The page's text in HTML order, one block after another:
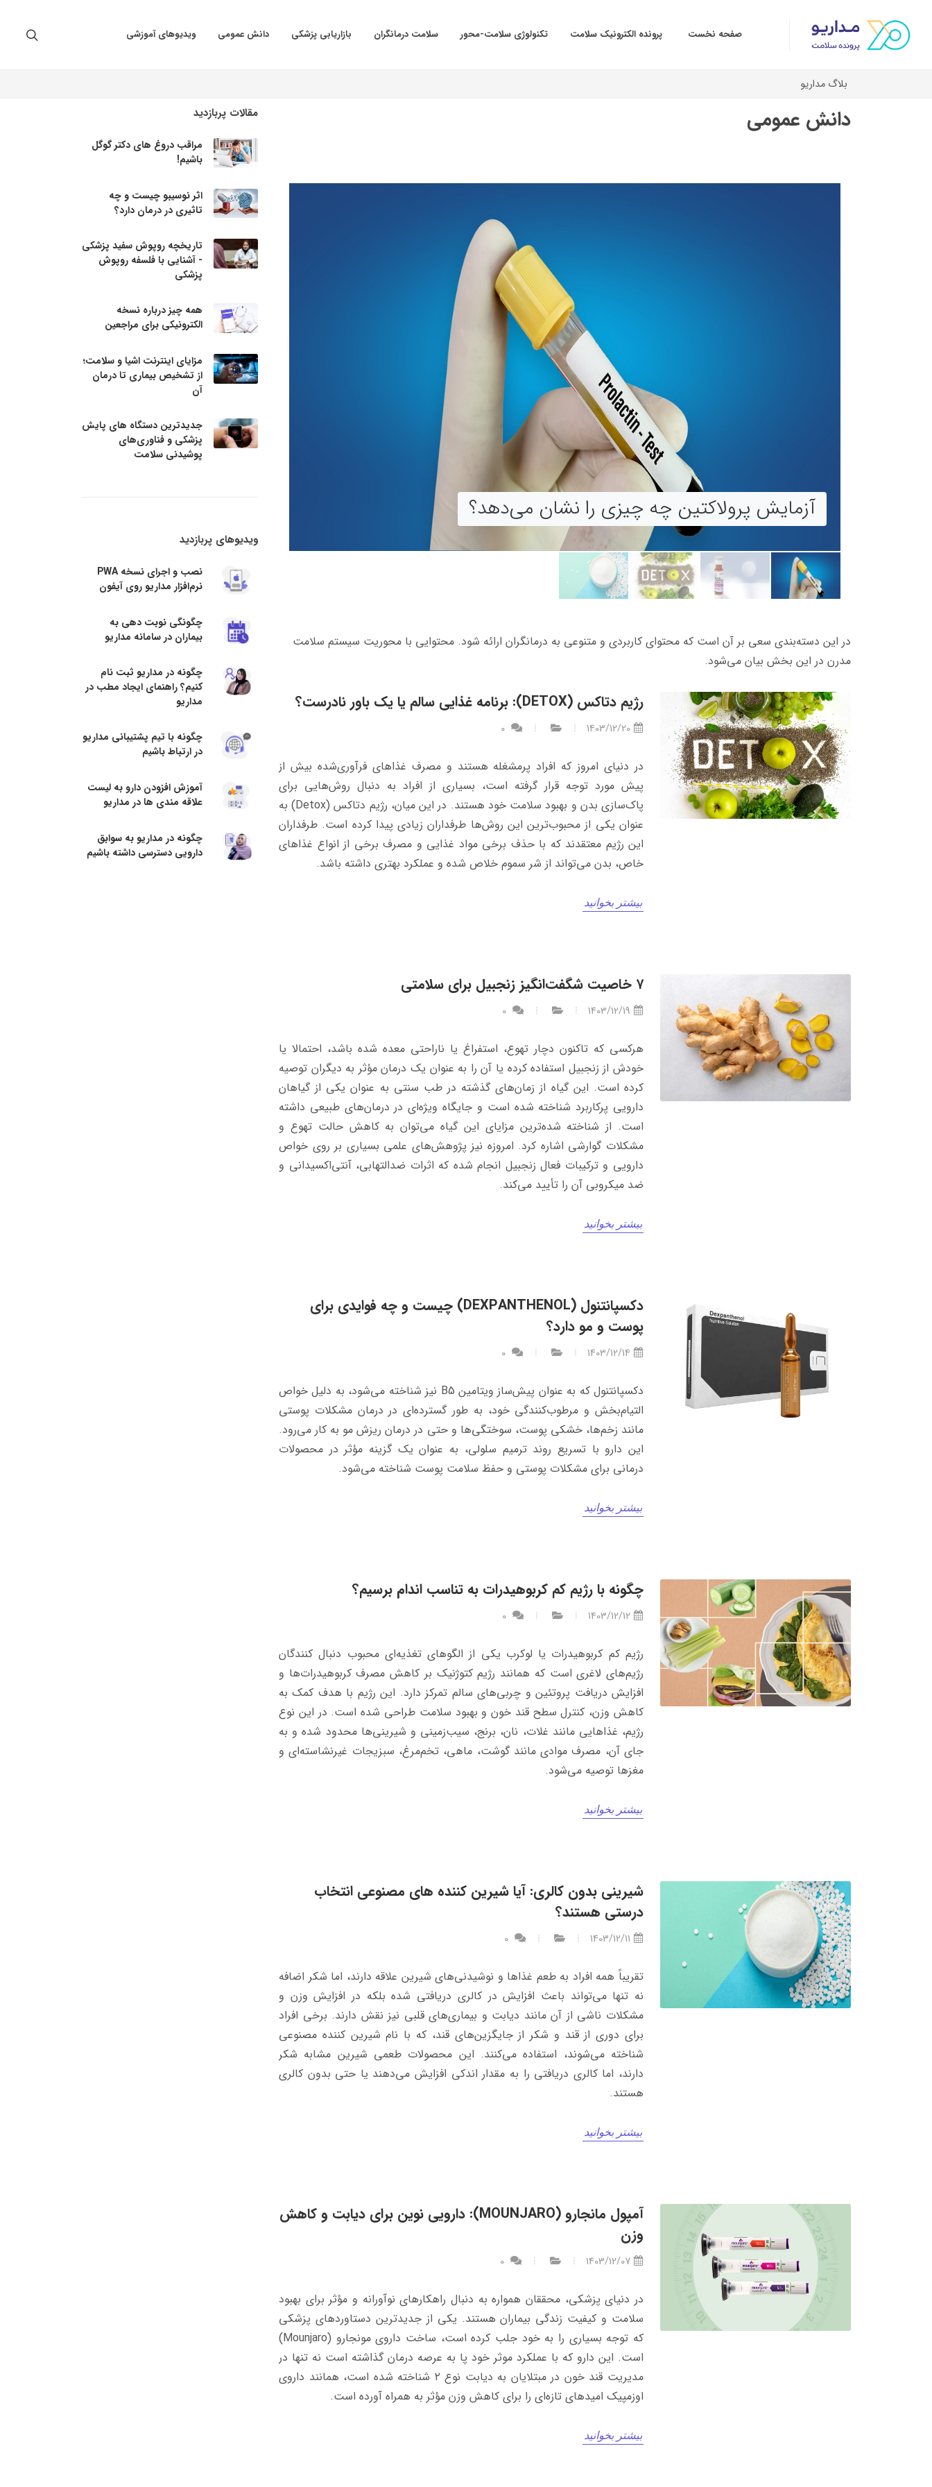
صفحه نخست پرونده الکترونیک سلامت تکنولوژی سلامت-محور سلامت درمانگران بازاریابی پزشکی دانش عمومی ویدیوهای آموزشی
بلاگ مداریو
دانش عمومی
آزمایش پرولاکتین چه چیزی را نشان می‌دهد؟
چه کسانی نباید از قرص یا آمپول کتورولاک استفاده کنند؟
رژیم دتاکس (Detox): برنامه غذایی سالم یا یک باور نادرست؟
شیرینی بدون کالری: آیا شیرین‌ کننده‌ های مصنوعی انتخاب
درستی هستند؟
در این دسته‌بندی سعی بر آن است که محتوای کاربردی و متنوعی به درمانگران ارائه ‌شود. محتوایی با محوریت سیستم‌ سلامت
مدرن در این بخش بیان می‌شود.
رژیم دتاکس (DETOX): برنامه غذایی سالم یا یک باور نادرست؟
1403/12/20
در دنیای امروز که افراد پرمشغله هستند و مصرف غذاهای فرآوری‌شده بیش از
پیش مورد توجه قرار گرفته است، بسیاری از افراد به دنبال روش‌هایی برای
پاک‌سازی بدن و بهبود سلامت خود هستند. در این میان، رژیم دتاکس (Detox) به
عنوان یکی از محبوب‌ترین این روش‌ها طرفداران زیادی پیدا کرده است. طرفداران
این رژیم معتقدند که با حذف برخی مواد غذایی و مصرف برخی از انواع غذاهای
خاص، بدن می‌تواند از شر سموم خلاص شده و عملکرد بهتری داشته باشد.
بیشتر بخوانید
۷ خاصیت شگفت‌انگیز زنجبیل برای سلامتی
1403/12/19
هرکسی که تاکنون دچار تهوع، استفراغ یا ناراحتی معده شده باشد، احتمالا یا
خودش از زنجبیل استفاده کرده یا آن را به عنوان یک درمان مؤثر به دیگران توصیه
کرده است. این گیاه از زمان‌های گذشته در طب سنتی به عنوان یکی از گیاهان
دارویی پرکاربرد شناخته شده است و جایگاه ویژه‌ای در درمان‌های طبیعی داشته
است. از شناخته شده‌ترین مزایای این گیاه می‌توان به کاهش حالت تهوع و
مشکلات گوارشی اشاره کرد. امروزه نیز پژوهش‌های علمی بسیاری بر روی خواص
دارویی و ترکیبات فعال زنجبیل انجام شده که اثرات ضدالتهابی، آنتی‌اکسیدانی و
ضد میکروبی آن را تأیید می‌کند.
بیشتر بخوانید
دکسپانتنول (DEXPANTHENOL) چیست و چه فوایدی برای
پوست و مو دارد؟
1403/12/14
دکسپانتنول که به عنوان پیش‌ساز ویتامین B5 نیز شناخته می‌شود، به دلیل خواص
التیام‌بخش و مرطوب‌کنندگی خود، به طور گسترده‌ای در درمان مشکلات پوستی
مانند زخم‌ها، خشکی پوست، سوختگی‌ها و حتی در درمان ریزش مو به کار می‌رود.
این دارو با تسریع روند ترمیم سلولی، به عنوان یک گزینه مؤثر در محصولات
درمانی برای مشکلات پوستی و حفظ سلامت پوست شناخته می‌شود.
بیشتر بخوانید
چگونه با رژیم کم کربوهیدرات به تناسب اندام برسیم؟
1403/12/12
رژیم کم کربوهیدرات یا لوکرب یکی از الگوهای تغذیه‌ای محبوب دنبال کنندگان
رژیم‌های لاغری است که همانند رژیم کتوژنیک بر کاهش مصرف کربوهیدرات‌ها و
افزایش دریافت پروتئین و چربی‌های سالم تمرکز دارد. این رژیم با هدف کمک به
کاهش وزن، کنترل سطح قند خون و بهبود سلامت طراحی شده است. در این نوع
رژیم، غذاهایی مانند غلات، نان، برنج، سیب‌زمینی و شیرینی‌ها محدود شده و به
جای آن، مصرف موادی مانند گوشت، ماهی، تخم‌مرغ، سبزیجات غیرنشاسته‌ای و
مغزها توصیه می‌شود.
بیشتر بخوانید
شیرینی بدون کالری: آیا شیرین‌ کننده‌ های مصنوعی انتخاب
درستی هستند؟
1403/12/11
تقریباً همه افراد به طعم غذاها و نوشیدنی‌های شیرین علاقه دارند، اما شکر اضافه
نه تنها می‌تواند باعث افزایش در کالری دریافتی شده بلکه در افزایش وزن و
مشکلات ناشی از آن مانند دیابت و بیماری‌های قلبی نیز نقش دارند. برخی افراد
برای دوری از قند و شکر از جایگزین‌های قند، که با نام شیرین‌ کننده‌ مصنوعی
شناخته می‌شوند، استفاده می‌کنند. این محصولات طعمی شیرین مشابه شکر
دارند، اما کالری دریافتی را به مقدار اندکی افزایش می‌دهند یا حتی بدون کالری
هستند.
بیشتر بخوانید
آمپول مانجارو (MOUNJARO): دارویی نوین برای دیابت و کاهش
وزن
1403/12/07
در دنیای پزشکی، محققان همواره به دنبال راهکارهای نوآورانه و مؤثر برای بهبود
سلامت و کیفیت زندگی بیماران هستند. یکی از جدیدترین دستاوردهای پزشکی
که توجه بسیاری را به خود جلب کرده است، ساخت داروی مونجارو (Mounjaro)
است. این دارو که با عملکرد موثر خود پا به عرصه درمان گذاشته است نه تنها در
مدیریت قند خون در مبتلایان به دیابت نوع ۲ شناخته شده است، همانند داروی
اوزمپیک امیدهای تازه‌ای را برای کاهش وزن مؤثر به همراه آورده است.
بیشتر بخوانید
مقالات پربازدید
مراقب دروغ های دکتر گوگل
باشیم!
اثر نوسیبو چیست و چه
تاثیری در درمان دارد؟
تاریخچه روپوش سفید پزشکی
- آشنایی با فلسفه روپوش
پزشکی
همه چیز درباره نسخه
الکترونیکی برای مراجعین
مزایای اینترنت اشیا و سلامت؛
از تشخیص بیماری تا درمان
آن
جدیدترین دستگاه های پایش
پزشکی و فناوری‌های
پوشیدنی سلامت
ویدیوهای پربازدید
نصب و اجرای نسخه PWA
نرم‌افزار مداریو روی آیفون
چگونگی نوبت دهی به
بیماران در سامانه مداریو
چگونه در مداریو ثبت نام
کنیم؟ راهنمای ایجاد مطب در
مداریو
چگونه با تیم پشتیبانی مداریو
در ارتباط باشیم
آموزش افزودن دارو به لیست
علاقه مندی ها در مداریو
چگونه در مداریو به سوابق
دارویی دسترسی داشته باشیم